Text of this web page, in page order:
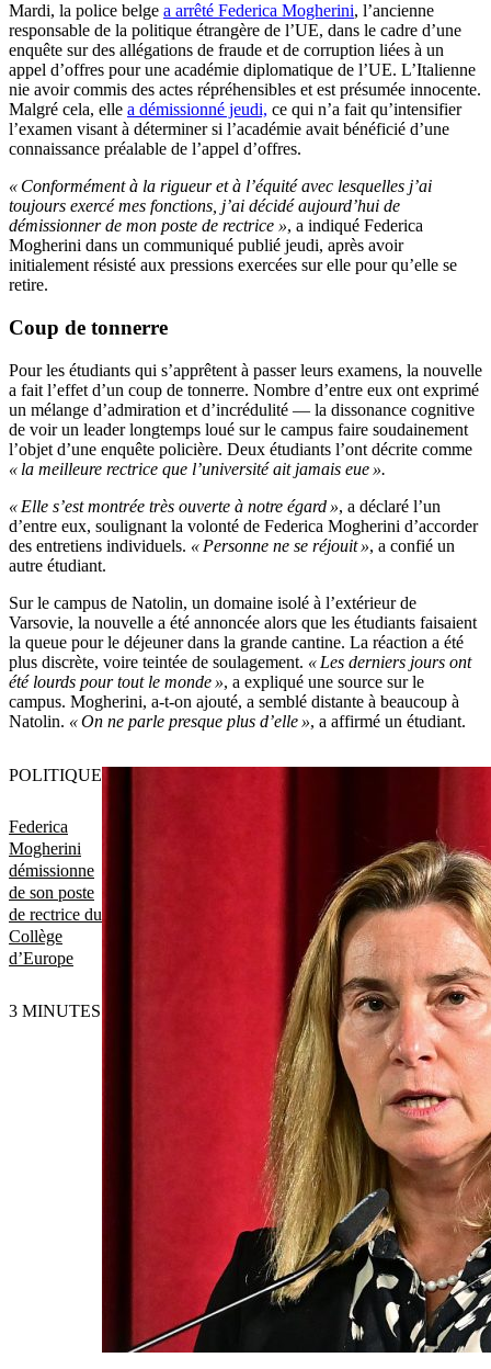
Mardi, la police belge a arrêté Federica Mogherini, l’ancienne
responsable de la politique étrangère de l’UE, dans le cadre d’une
enquête sur des allégations de fraude et de corruption liées à un
appel d’offres pour une académie diplomatique de l’UE. L’Italienne
nie avoir commis des actes répréhensibles et est présumée innocente.
Malgré cela, elle a démissionné jeudi, ce qui n’a fait qu’intensifier
l’examen visant à déterminer si l’académie avait bénéficié d’une
connaissance préalable de l’appel d’offres.
« Conformément à la rigueur et à l’équité avec lesquelles j’ai
toujours exercé mes fonctions, j’ai décidé aujourd’hui de
démissionner de mon poste de rectrice », a indiqué Federica
Mogherini dans un communiqué publié jeudi, après avoir
initialement résisté aux pressions exercées sur elle pour qu’elle se
retire.
Coup de tonnerre
Pour les étudiants qui s’apprêtent à passer leurs examens, la nouvelle
a fait l’effet d’un coup de tonnerre. Nombre d’entre eux ont exprimé
un mélange d’admiration et d’incrédulité — la dissonance cognitive
de voir un leader longtemps loué sur le campus faire soudainement
l’objet d’une enquête policière. Deux étudiants l’ont décrite comme
« la meilleure rectrice que l’université ait jamais eue ».
« Elle s’est montrée très ouverte à notre égard », a déclaré l’un
d’entre eux, soulignant la volonté de Federica Mogherini d’accorder
des entretiens individuels. « Personne ne se réjouit », a confié un
autre étudiant.
Sur le campus de Natolin, un domaine isolé à l’extérieur de
Varsovie, la nouvelle a été annoncée alors que les étudiants faisaient
la queue pour le déjeuner dans la grande cantine. La réaction a été
plus discrète, voire teintée de soulagement. « Les derniers jours ont
été lourds pour tout le monde », a expliqué une source sur le
campus. Mogherini, a-t-on ajouté, a semblé distante à beaucoup à
Natolin. « On ne parle presque plus d’elle », a affirmé un étudiant.
Federica
Mogherini
démissionne
de son poste
de rectrice du
Collège
d’Europe
POLITIQUE
3 MINUTES